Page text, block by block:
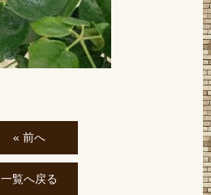
« 前へ
一覧へ戻る